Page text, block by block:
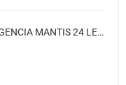
[9909.220/CJ15] LAMPARA DE EMERGENCIA MANTIS 24 LED ULTRABRILLANTE